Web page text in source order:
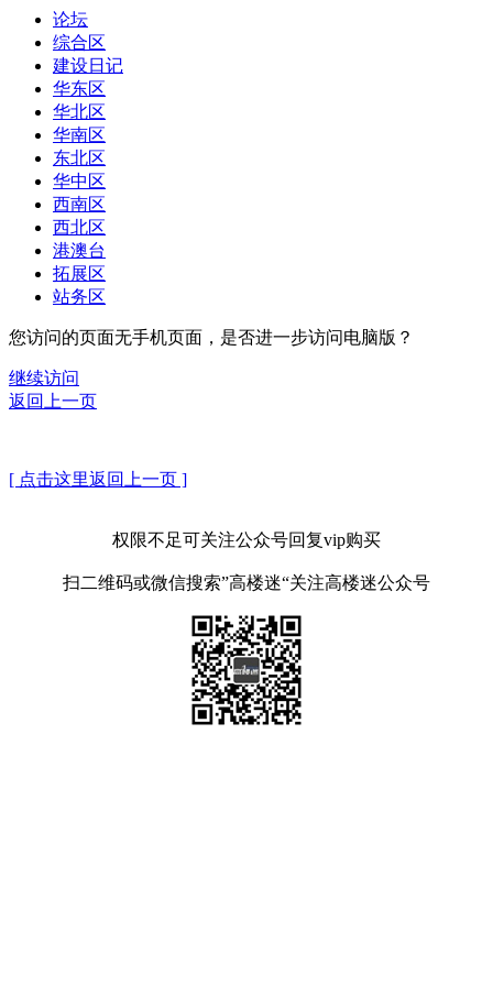
论坛
综合区
建设日记
华东区
华北区
华南区
东北区
华中区
西南区
西北区
港澳台
拓展区
站务区
您访问的页面无手机页面，是否进一步访问电脑版？
继续访问
返回上一页
[ 点击这里返回上一页 ]
权限不足可关注公众号回复vip购买
扫二维码或微信搜索”高楼迷“关注高楼迷公众号